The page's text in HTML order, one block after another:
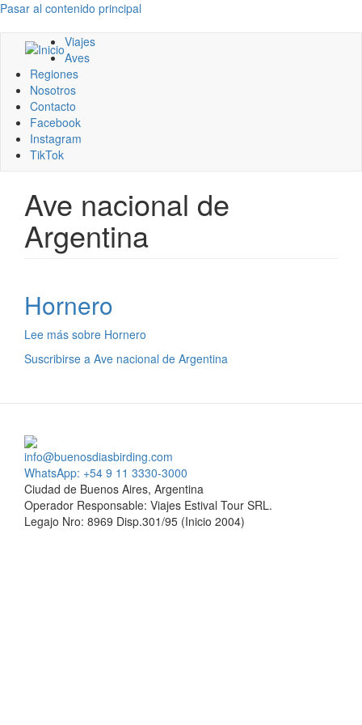
Pasar al contenido principal
Viajes
Aves
Regiones
Nosotros
Contacto
Facebook
Instagram
TikTok
Ave nacional de
Argentina
Hornero
Lee más sobre Hornero
Suscribirse a Ave nacional de Argentina
info@buenosdiasbirding.com
WhatsApp: +54 9 11 3330-3000
Ciudad de Buenos Aires, Argentina
Operador Responsable: Viajes Estival Tour SRL.
Legajo Nro: 8969 Disp.301/95 (Inicio 2004)